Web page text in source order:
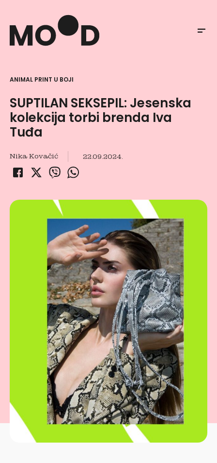
ANIMAL PRINT U BOJI
SUPTILAN SEKSEPIL: Jesenska
kolekcija torbi brenda Iva
Tuđa
Nika Kovačić 22.09.2024.